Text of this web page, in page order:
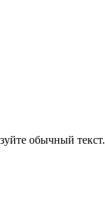
обычный текст.